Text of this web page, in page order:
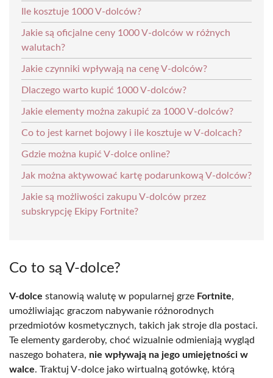
Ile kosztuje 1000 V-dolców?
Jakie są oficjalne ceny 1000 V-dolców w różnych
walutach?
Jakie czynniki wpływają na cenę V-dolców?
Dlaczego warto kupić 1000 V-dolców?
Jakie elementy można zakupić za 1000 V-dolców?
Co to jest karnet bojowy i ile kosztuje w V-dolcach?
Gdzie można kupić V-dolce online?
Jak można aktywować kartę podarunkową V-dolców?
Jakie są możliwości zakupu V-dolców przez
subskrypcję Ekipy Fortnite?
Co to są V-dolce?
V-dolce stanowią walutę w popularnej grze Fortnite,
umożliwiając graczom nabywanie różnorodnych
przedmiotów kosmetycznych, takich jak stroje dla postaci.
Te elementy garderoby, choć wizualnie odmieniają wygląd
naszego bohatera, nie wpływają na jego umiejętności w
walce. Traktuj V-dolce jako wirtualną gotówkę, którą